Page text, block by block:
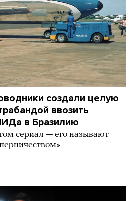
создали целую
ввозить
в Бразилию
сериал — его называют